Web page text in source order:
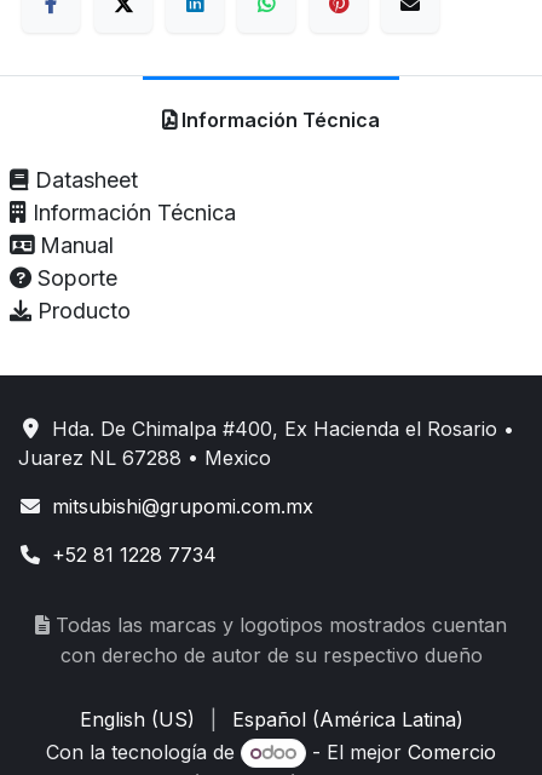
Información Técnica
Datasheet
Información Técnica
Manual
Soporte
Producto
Hda. De Chimalpa #400, Ex Hacienda el Rosario •
Juarez NL 67288 • Mexico
mitsubishi@grupomi.com.mx
+52 81 1228 7734
Todas las marcas y logotipos mostrados cuentan
con derecho de autor de su respectivo dueño
English (US)
Español (América Latina)
Con la tecnología de
- El mejorComercio